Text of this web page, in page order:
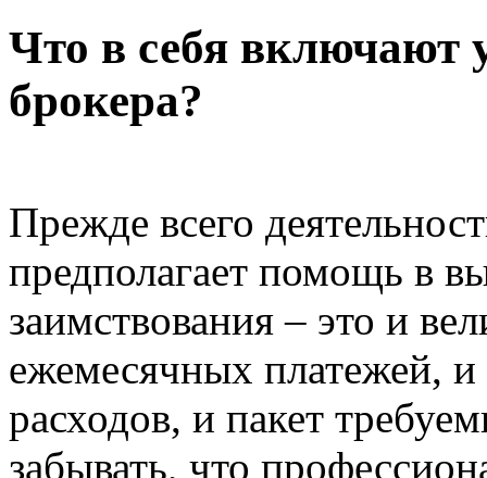
Что в себя включают
брокера?
Прежде всего
предполагает помощь в
заимствования – это и
ежемесячных платежей,
расходов, и пакет
забывать, что